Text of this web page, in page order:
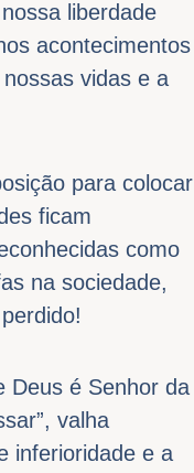
liberdade
acontecimentos
vidas e a
para colocar
ficam
como
na sociedade,
Deus é Senhor da
valha
inferioridade e a